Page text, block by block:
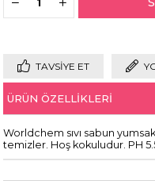
TAVSIYE ET
ÜRÜN ÖZELLIKLERI
Worldchem sıvı sabun
temizler. Hoş kokuludur. PH